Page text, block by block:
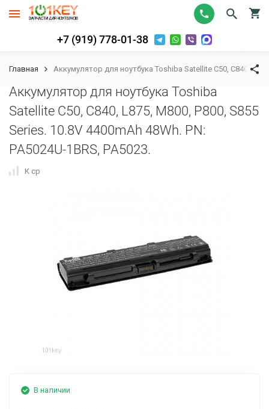
+7 (919) 778-01-38
Главная Аккумулятор для ноутбука Toshiba Satellite C50, C840,
Аккумулятор для ноутбука Toshiba
Satellite C50, C840, L875, M800, P800, S855
Series. 10.8V 4400mAh 48Wh. PN:
PA5024U-1BRS, PA5023.
К сравнению
В наличии